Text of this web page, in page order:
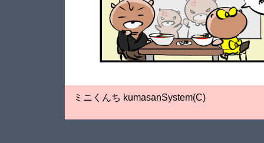
ミニくんち kumasanSystem(C)